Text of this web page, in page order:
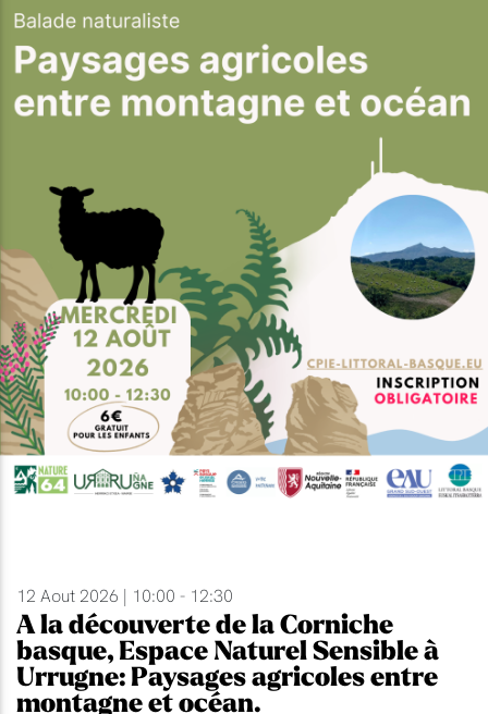
12 Aout 2026 | 10:00 - 12:30
A la découverte de la Corniche
basque, Espace Naturel Sensible à
Urrugne: Paysages agricoles entre
montagne et océan.